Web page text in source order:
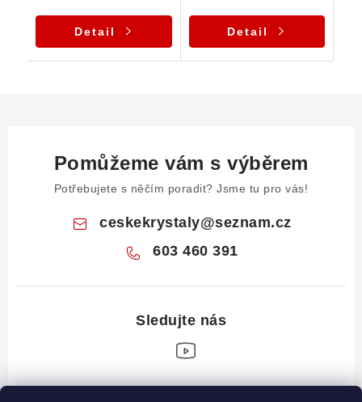
Detail Detail
Pomůžeme vám s výběrem
Potřebujete s něčím poradit? Jsme tu pro vás!
ceskekrystaly@seznam.cz
603 460 391
Z